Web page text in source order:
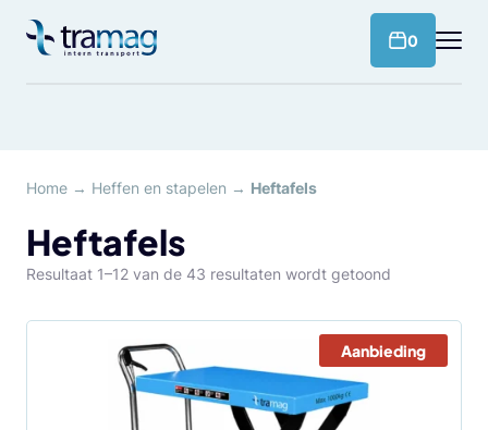
naar
0
Home → Heffen en stapelen → Heftafels
Heftafels
Resultaat 1–12 van de 43 resultaten wordt getoond
Aanbieding